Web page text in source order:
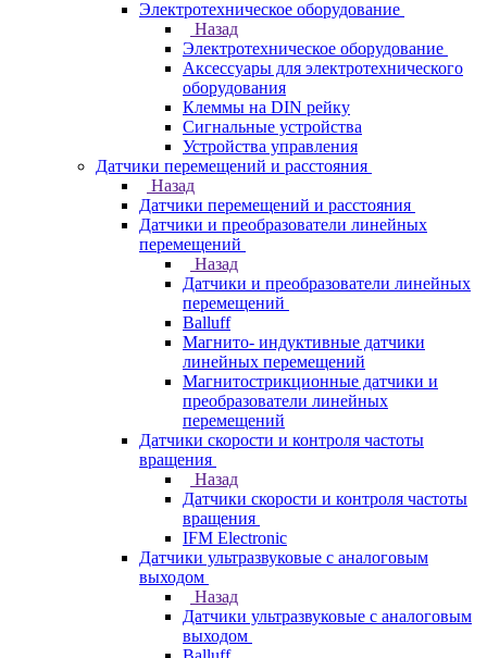
Электротехническое оборудование
Назад
Электротехническое оборудование
Аксессуары для электротехнического
оборудования
Клеммы на DIN рейку
Сигнальные устройства
Устройства управления
Датчики перемещений и расстояния
Назад
Датчики перемещений и расстояния
Датчики и преобразователи линейных
перемещений
Назад
Датчики и преобразователи линейных
перемещений
Balluff
Магнито- индуктивные датчики
линейных перемещений
Магнитострикционные датчики и
преобразователи линейных
перемещений
Датчики скорости и контроля частоты
вращения
Назад
Датчики скорости и контроля частоты
вращения
IFM Electronic
Датчики ультразвуковые с аналоговым
выходом
Назад
Датчики ультразвуковые с аналоговым
выходом